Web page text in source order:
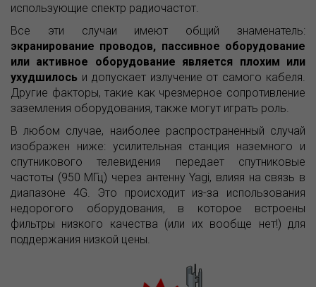
использующие спектр радиочастот.
Все эти случаи имеют общий знаменатель:
экранирование проводов, пассивное оборудование
или активное оборудование является плохим или
ухудшилось и допускает излучение от самого кабеля.
Другие факторы, такие как чрезмерное сопротивление
заземления оборудования, также могут играть роль.
В любом случае, наиболее распространенный случай
изображен ниже: усилительная станция наземного и
спутникового телевидения передает спутниковые
частоты (950 МГц) через антенну Yagi, влияя на связь в
диапазоне 4G. Это происходит из-за использования
недорогого оборудования, в которое встроены
фильтры низкого качества (или их вообще нет!) для
поддержания низкой цены.